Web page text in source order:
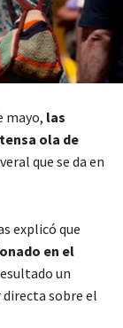
mayo, las
ola de
que se da en
explicó que
en el
un
sobre el